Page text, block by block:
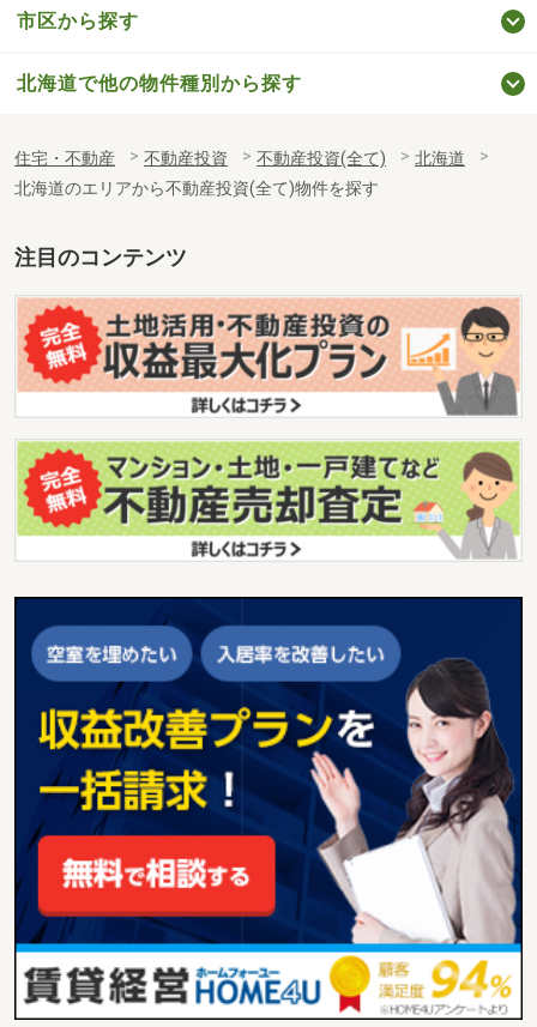
市区から探す
北海道で他の物件種別から探す
住宅・不動産 不動産投資 不動産投資(全て)
北海道
北海道のエリアから不動産投資(全て)物件を探す
注目のコンテンツ